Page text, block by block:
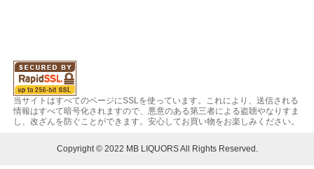
当サイトはすべてのページにSSLを使っています。これにより、送信される
情報はすべて暗号化されますので、悪意のある第三者による盗聴やなりすま
し、改ざんを防ぐことができます。安心してお買い物をお楽しみください。
Copyright © 2022 MB LIQUORS All Rights Reserved.